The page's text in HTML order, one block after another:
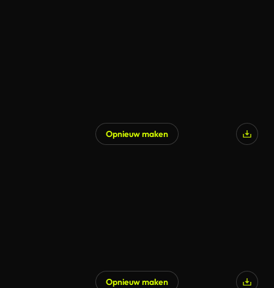
Opnieuw maken
Opnieuw maken